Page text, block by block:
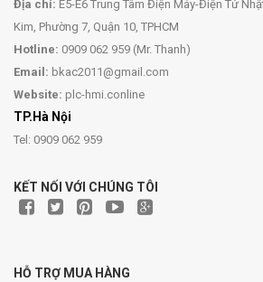
Địa chỉ: E5-E6 Trung Tâm Điện Máy-Điện Tử
Kim, Phường 7, Quận 10, TPHCM
Hotline: 0909 062 959 (Mr. Thanh)
Email: bkac2011@gmail.com
Website: plc-hmi.conline
TP.Hà Nội
Tel: 0909 062 959
KẾT NỐI VỚI CHÚNG TÔI
HỖ TRỢ MUA HÀNG